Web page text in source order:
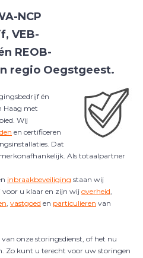
NCP
VEB-
REOB-
regio Oegstgeest.
én
Haag met
Wij
en certificeren
Dat
Als totaalpartner
inbraakbeveiliging staan wij
voor u klaar en zijn wij overheid,
, vastgoed en particulieren van
onze storingsdienst, of het nu
Zo kunt u terecht voor uw storingen